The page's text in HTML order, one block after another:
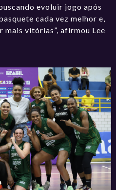
evoluir jogo após
cada vez melhor e,
mais vitórias”, afirmou Lee